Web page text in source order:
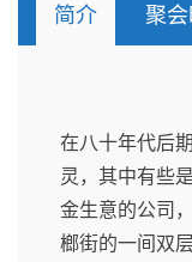
简介 聚
在八十年代后
灵，其中有些
金生意的公司
榔街的一间双